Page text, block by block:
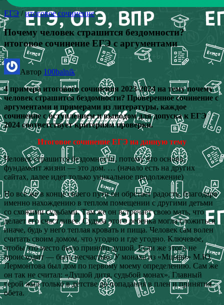
ЕГЭ /итоговое сочинение
Почему человек страшится бездомности?
итоговое сочинение ЕГЭ с аргументами
Автор 100balnik
4 примера итогового сочинения 2023-2024 на тему почему
человек страшится бездомности? Проверенное сочинение с
аргументами и примерами из литературы, каждое
сочинение с вступлением и выводом для допуска к ЕГЭ
2024 соответствует критериям проверки.
Итоговое сочинение ЕГЭ на данную тему
Человек страшится бездомности, потому что основа,
фундамент жизни — это дом. … (начало есть на других
сайтах, далее идет только уникальное продолжение)
Но все же в конце своего пути он обретает радость, благодаря
именно нахождению в теплом помещении с другими детьми
со схожими судьбами. Там же он встречает свою мать, что
делает его счастливее. Судьба этого ребенка могла сложиться
иначе, будь у него теплая кровать и пища. Человек сам волен
считать своим домом, что угодно и где угодно. Ключевое,
чтобы это место было принято душой. Если же этого не
происходит — быть несчастью. У монаха из «Мцыри» М.Ю.
Лермонтова был дом по первому моему определению. Сам же
он так не считал: «Душой дитя, судьбой монах». Главный
герой жил только в детстве до попадания в плен и принятия
обета.